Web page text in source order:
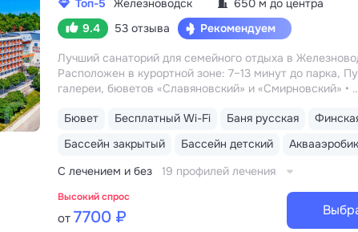
Топ-5 Железноводск
650 м до центра
9.4
53 отзыва Рекомендуем
Лучший санаторий для семейного отдыха в
Расположен в курортной зоне: 7–13 минут до парка,
галереи, бюветов «Славяновский» и «Смирновский»
в одном здании: не нужно выходить на улицу, чтобы
Бювет Бесплатный Wi-Fi Баня русская
Бассейн закрытый
Бассейн детский
С лечением и без
19 профилей лечения
Высокий спрос
от 7700 ₽